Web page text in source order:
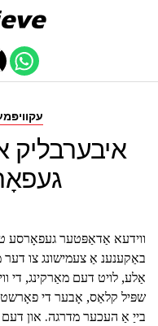
איבערבליק
באַקענענ אַ צעמישונג צו
אַלע, לויט דעם מאַרקינג,
שפּיל קלאַס, אָבער די
בייַ אַ העכער מדרגה. און דעם